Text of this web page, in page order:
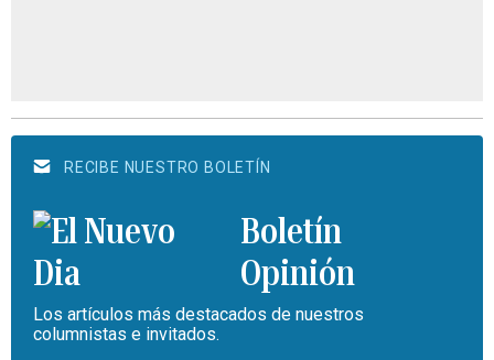
RECIBE NUESTRO BOLETÍN
Boletín
Opinión
Los artículos más destacados de nuestros
columnistas e invitados.